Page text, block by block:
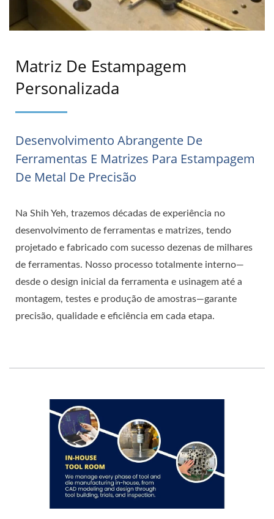
Matriz De Estampagem
Personalizada
Desenvolvimento Abrangente De
Ferramentas E Matrizes Para Estampagem
De Metal De Precisão
Na Shih Yeh, trazemos décadas de experiência no
desenvolvimento de ferramentas e matrizes, tendo
projetado e fabricado com sucesso dezenas de milhares
de ferramentas. Nosso processo totalmente interno—
desde o design inicial da ferramenta e usinagem até a
montagem, testes e produção de amostras—garante
precisão, qualidade e eficiência em cada etapa.